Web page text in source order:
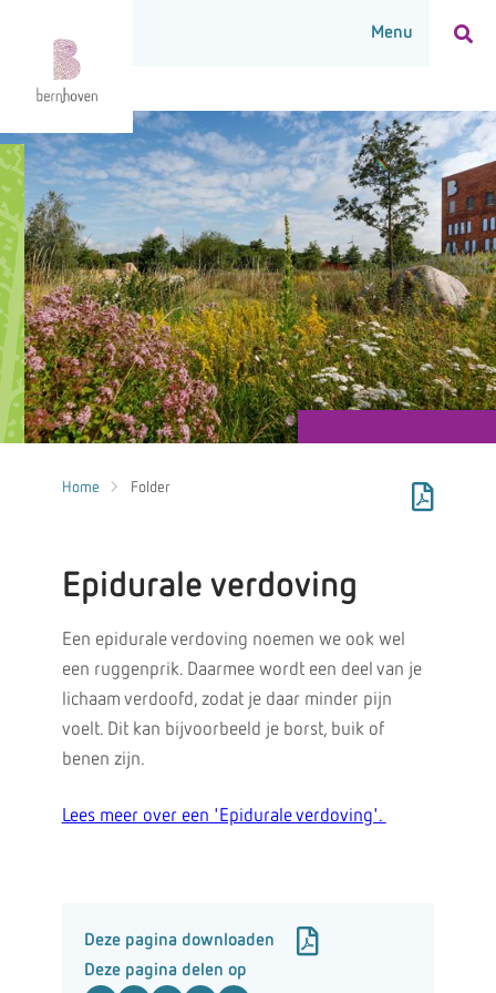
Home Folder
Epidurale verdoving
Een epidurale verdoving noemen we ook wel
een ruggenprik. Daarmee wordt een deel van je
lichaam verdoofd, zodat je daar minder pijn
voelt. Dit kan bijvoorbeeld je borst, buik of
benen zijn.
Lees meer over een 'Epidurale verdoving'.
Deze pagina downloaden
Deze pagina delen op